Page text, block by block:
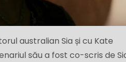
australian Sia și cu Kate
său a fost co-scris de